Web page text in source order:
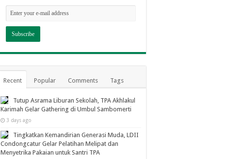
Recent Popular Comments Tags
Tutup Asrama Liburan Sekolah, TPA Akhlakul
Karimah Gelar Gathering di Umbul Sambomerti
3 days ago
Tingkatkan Kemandirian Generasi Muda, LDII
Condongcatur Gelar Pelatihan Melipat dan
Menyetrika Pakaian untuk Santri TPA